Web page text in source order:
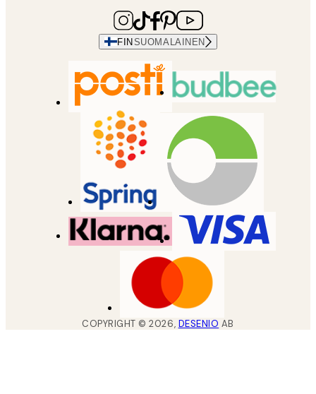
FINSUOMALAINEN
COPYRIGHT ©2026, DESENIO AB